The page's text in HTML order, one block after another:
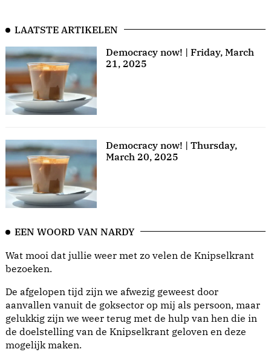
LAATSTE ARTIKELEN
Democracy now! | Friday, March
21, 2025
Democracy now! | Thursday,
March 20, 2025
EEN WOORD VAN NARDY
Wat mooi dat jullie weer met zo velen de Knipselkrant
bezoeken.
De afgelopen tijd zijn we afwezig geweest door
aanvallen vanuit de goksector op mij als persoon, maar
gelukkig zijn we weer terug met de hulp van hen die in
de doelstelling van de Knipselkrant geloven en deze
mogelijk maken.